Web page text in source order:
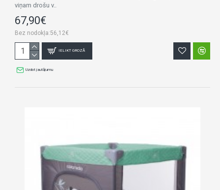
viņam drošu v..
67,90€
Bez nodokļa:56,12€
IELIKT GROZĀ
Uzdot jautājumu